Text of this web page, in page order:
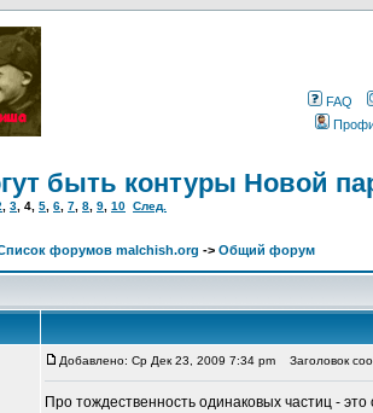
FAQ
быть контуры Новой
3 4 5 6 7 8 9 10 След.
форумов malchish.org -> Общий форум
Добавлено: Ср Дек 23, 2009 7:34 pm Заголовок
Про тождественность одинаковых частиц - это